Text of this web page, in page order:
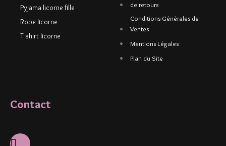
Pyjama licorne fille
Robe licorne
T shirt licorne
de retours
Conditions Générales de
Ventes
Mentions Légales
Plan du Site
Contact